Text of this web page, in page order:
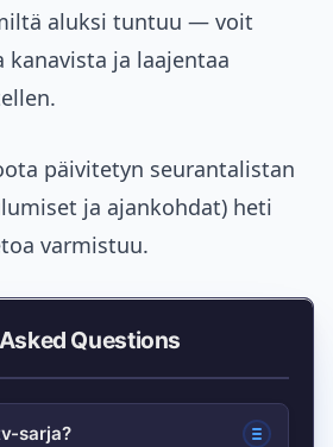
aluksi tuntuu — voit
ja laajentaa
päivitetyn seurantalistan
ja ajankohdat) heti
varmistuu.
Questions
sarja?